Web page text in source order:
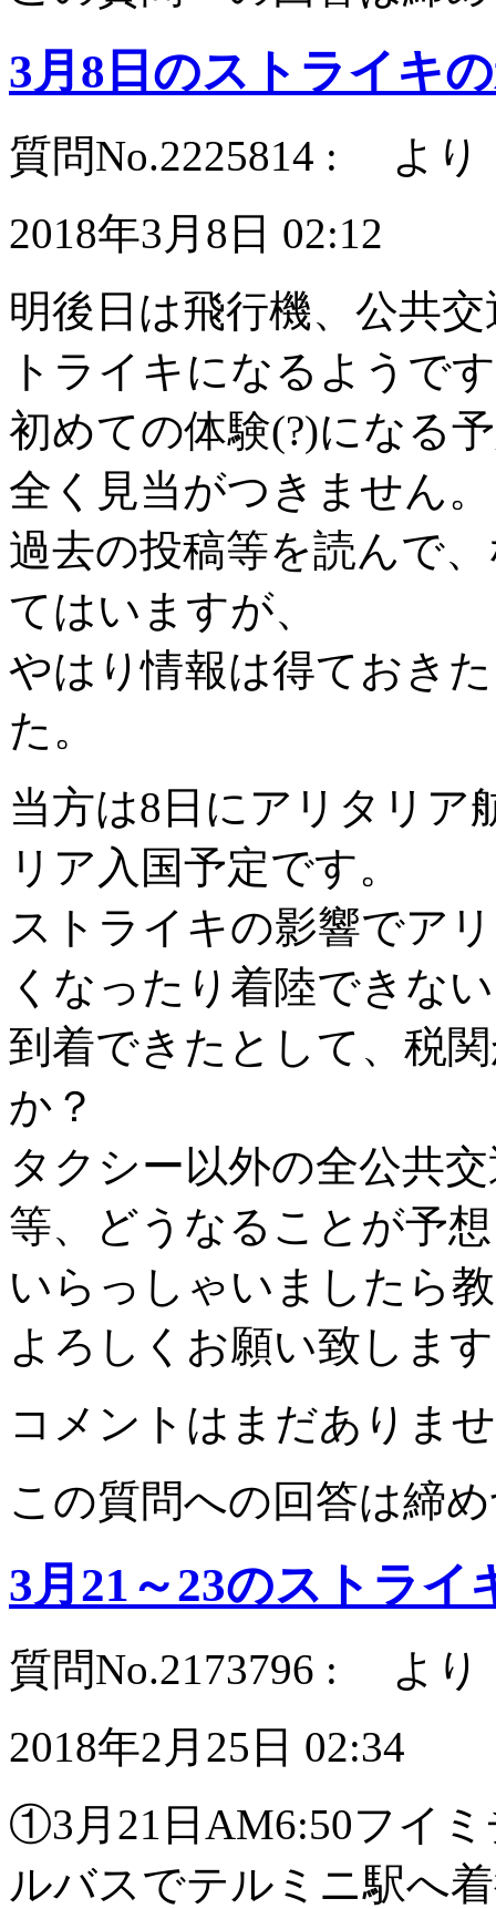
3月8日のストライキ
質問No.2225814 : より
2018年3月8日 02:12
明後日は飛行機、公共
トライキになるようで
初めての体験(?)になる
全く見当がつきません。
過去の投稿等を読んで
てはいますが、
やはり情報は得ておき
た。
当方は8日にアリタリア
リア入国予定です。
ストライキの影響でア
くなったり着陸できな
到着できたとして、税
か？
タクシー以外の全公共
等、どうなることが予
いらっしゃいましたら
よろしくお願い致しま
コメントはまだありま
この質問への回答は締
3月21～23のストライ
質問No.2173796 : より
2018年2月25日 02:34
①3月21日AM6:50フイ
ルバスでテルミニ駅へ